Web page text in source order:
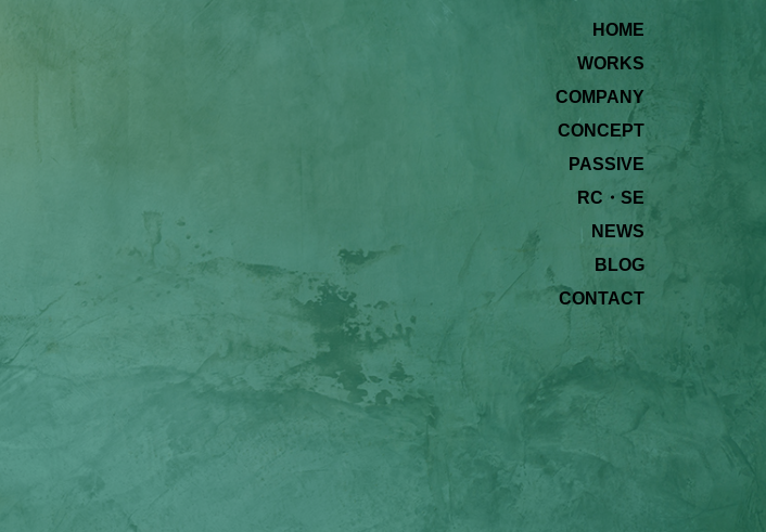
HOME
WORKS
COMPANY
CONCEPT
PASSIVE
RC・SE
NEWS
BLOG
CONTACT